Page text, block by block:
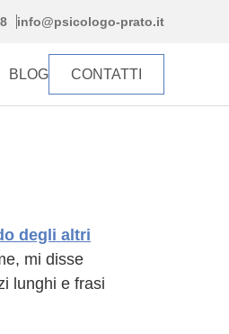
info@psicologo-prato.it
BLOG CONTATTI
mi disse
lunghi e frasi